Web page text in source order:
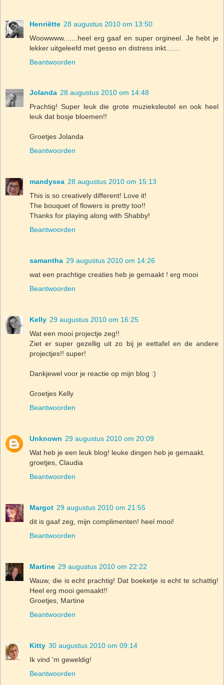
Henriëtte 28 augustus 2010 om 13:50
Woowwww.......heel erg gaaf en super orgineel. Je hebt je
lekker uitgeleefd met gesso en distress inkt.......
Beantwoorden
Jolanda 28 augustus 2010 om 14:48
Prachtig! Super leuk die grote muzieksleutel en ook heel
leuk dat bosje bloemen!!
Groetjes Jolanda
Beantwoorden
mandysea 28 augustus 2010 om 15:13
This is so creatively different! Love it!
The bouquet of flowers is pretty too!!
Thanks for playing along with Shabby!
Beantwoorden
samantha 29 augustus 2010 om 14:26
wat een prachtige creaties heb je gemaakt ! erg mooi
Beantwoorden
Kelly 29 augustus 2010 om 16:25
Wat een mooi projectje zeg!!
Ziet er super gezellig uit zo bij je eettafel en de andere
projectjes!! super!
Dankjewel voor je reactie op mijn blog :)
Groetjes Kelly
Beantwoorden
Unknown 29 augustus 2010 om 20:09
Wat heb je een leuk blog! leuke dingen heb je gemaakt.
groetjes, Claudia
Beantwoorden
Margot 29 augustus 2010 om 21:55
dit is gaaf zeg, mijn complimenten! heel mooi!
Beantwoorden
Martine 29 augustus 2010 om 22:22
Wauw, die is echt prachtig! Dat boeketje is echt te schattig!
Heel erg mooi gemaakt!!
Groetjes, Martine
Beantwoorden
Kitty 30 augustus 2010 om 09:14
Ik vind 'm geweldig!
Beantwoorden